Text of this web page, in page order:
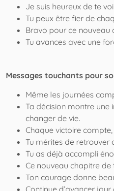
Je suis heureux de te
Tu peux être fier de
Bravo pour ce nouveau
Tu avances avec une
Messages touchants pour
Même les journées
Ta décision montre une
changer de vie.
Chaque victoire
Tu mérites de retrouver
Tu as déjà accompli
Ce nouveau chapitre de
Ton courage donne
Continue d’avancer